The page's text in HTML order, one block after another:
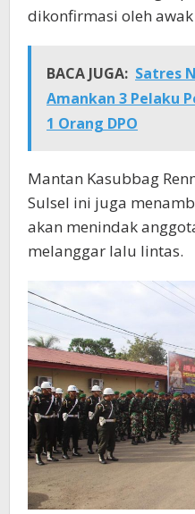
dikonfirmasi oleh
BACA JUGA: Satres
Amankan 3 Pelaku
1 Orang DPO
Mantan Kasubbag
Sulsel ini juga
akan menindak
melanggar lalu lintas.